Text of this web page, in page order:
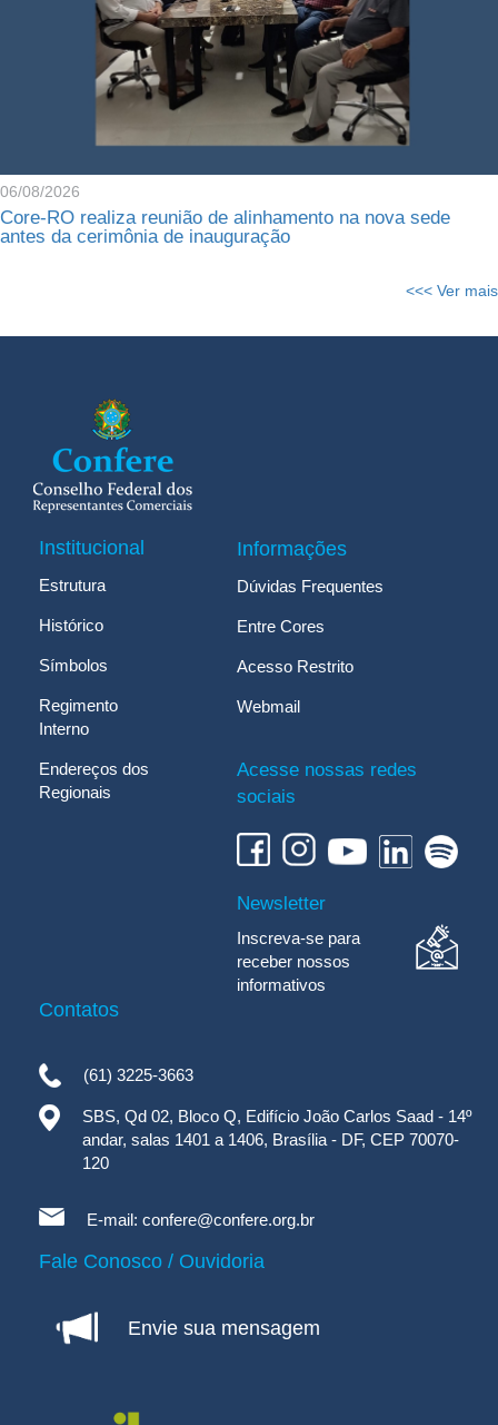
06/08/2026
Core-RO realiza reunião de alinhamento na nova sede
antes da cerimônia de inauguração
<<< Ver mais
Institucional
Estrutura
Histórico
Símbolos
Regimento
Interno
Endereços dos
Regionais
Informações
Dúvidas Frequentes
Entre Cores
Acesso Restrito
Webmail
Acesse nossas redes
sociais
Newsletter
Inscreva-se para
receber nossos
informativos
Contatos
(61) 3225-3663
SBS, Qd 02, Bloco Q, Edifício João Carlos Saad - 14º
andar, salas 1401 a 1406, Brasília - DF, CEP 70070-
120
E-mail: confere@confere.org.br
Fale Conosco / Ouvidoria
Envie sua mensagem